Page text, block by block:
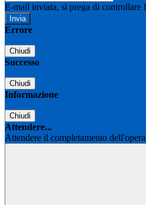
E-mail inviata, si prega di controllare
Errore
Chiudi
Successo
Chiudi
Informazione
Chiudi
Attendere...
Attendere il completamento